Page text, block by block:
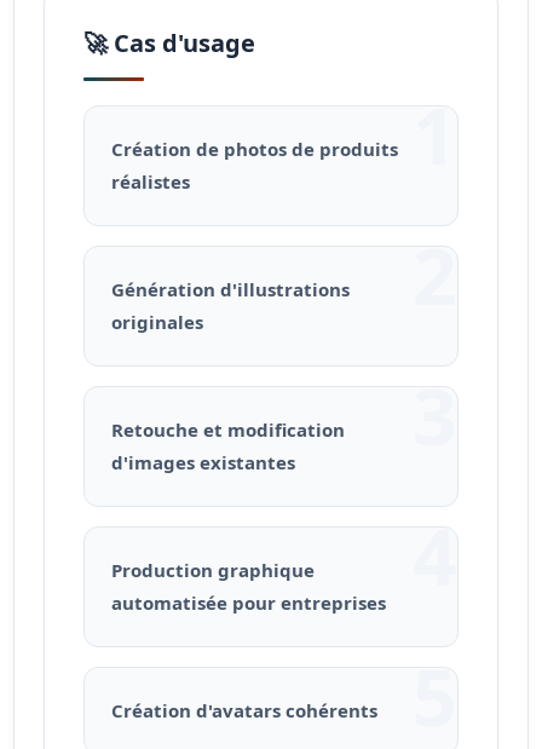
🚀 Cas d'usage
1
Création de photos de produits
réalistes
2
Génération d'illustrations
originales
3
Retouche et modification
d'images existantes
4
Production graphique
automatisée pour entreprises
5
Création d'avatars cohérents